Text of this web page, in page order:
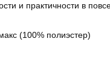
и практичности в
(100% полиэстер)